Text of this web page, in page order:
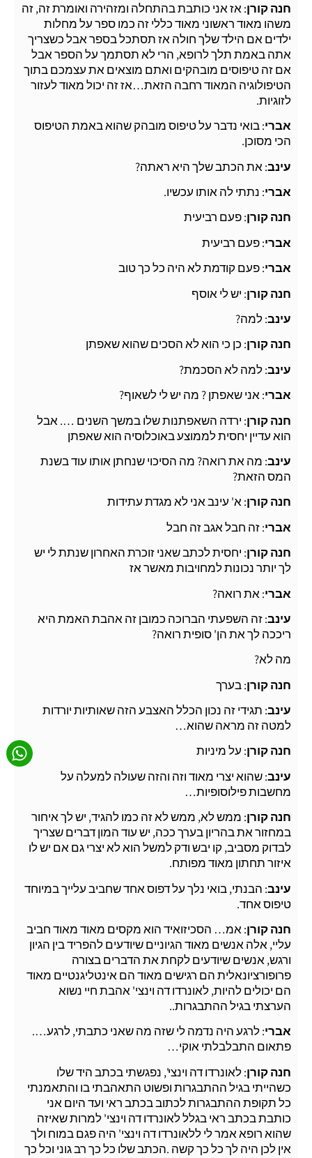
חנה קורן: אז אני כותבת בהתחלה ומזהירה ואומרת זה, זה
משהו מאוד ראשוני מאוד כללי זה כמו ספר על מחלות
ילדים אם הילד שלך חולה אז תסתכל בספר אבל כשצריך
אתה באמת תלך לרופא, הרי לא תסתמך על הספר אבל
אם זה טיפוסים מובהקים ואתם מוצאים את עצמכם בתוך
הטיפולוגיה המאוד רחבה הזאת…אז זה יכול מאוד לעזור
לזוגיות.
אברי: בואי נדבר על טיפוס מובהק שהוא באמת הטיפוס
הכי מסוכן.
עינב: את הכתב שלך היא ראתה?
אברי: נתתי לה אותו עכשיו.
חנה קורן: פעם רביעית
אברי: פעם רביעית
אברי: פעם קודמת לא היה כל כך טוב
חנה קורן: יש לי אוסף
עינב: למה?
חנה קורן: כן כי הוא לא הסכים שהוא שאפתן
עינב: למה לא הסכמת?
אברי: אני שאפתן ? מה יש לי לשאוף?
חנה קורן: ירדה השאפתנות שלו במשך השנים …. אבל
הוא עדיין יחסית לממוצע באוכלוסיה הוא שאפתן
עינב: מה את רואה? מה הסיכוי שנחתן אותו עוד בשנת
המס הזאת?
חנה קורן: א' עינב אני לא מגדת עתידות
אברי: זה חבל אגב זה חבל
חנה קורן: יחסית לכתב שאני זוכרת האחרון שנתת לי יש
לך יותר נכונות למחויבות מאשר אז
אברי: את רואה?
עינב: זה השפעתי הברוכה כמובן זה אהבת האמת היא
ריככה לך את הן' סופית רואה?
מה לא?
חנה קורן: בערך
עינב: תגידי זה נכון הכלל האצבע הזה שאותיות יורדות
למטה זה מראה שהוא…
חנה קורן: על מיניות
עינב: שהוא יצרי מאוד וזה והזה שעולה למעלה על
מחשבות פילוסופיות…
חנה קורן: ממש לא, ממש לא זה כמו להגיד, יש לך איחור
במחזור את בהריון בערך ככה, יש עוד המון דברים שצריך
לבדוק מסביב, קו יבש ודק למשל הוא לא יצרי גם אם יש לו
איזור תחתון מאוד מפותח.
עינב: הבנתי, בואי נלך על דפוס אחד שחביב עלייך במיוחד
טיפוס אחד.
חנה קורן: אמ… הסכיזואיד הוא מקסים מאוד מאוד חביב
עליי, אלה אנשים מאוד הגיוניים שיודעים להפריד בין הגיון
ורגש, אנשים שיודעים לקחת את הדברים בצורה
פרופורציונאלית הם רגישים מאוד הם אינטליגנטיים מאוד
הם יכולים להיות, לאונרדו דה וינצי' אהבת חיי נשוא
הערצתי בגיל ההתבגרות..
אברי: לרגע היה נדמה לי שזה מה שאני כתבתי, לרגע….
פתאום התבלבלתי אוקי…
חנה קורן: לאונרדו דה וינצי', נפגשתי בכתב היד שלו
כשהייתי בגיל ההתבגרות ופשוט התאהבתי בו והתאמנתי
כל תקופת ההתבגרות לכתוב בכתב ראי ועד היום אני
כותבת בכתב ראי בגלל לאונרדו דה וינצי' למרות שאיזה
שהוא רופא אמר לי ללאונרדו דה וינצי' היה פגם במוח ולך
אין לכן היה לך כל כך קשה .הכתב שלו כל כך רב גוני וכל כך